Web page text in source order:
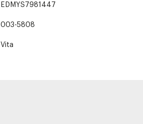
EDMYS7981447
003-5808
Vita